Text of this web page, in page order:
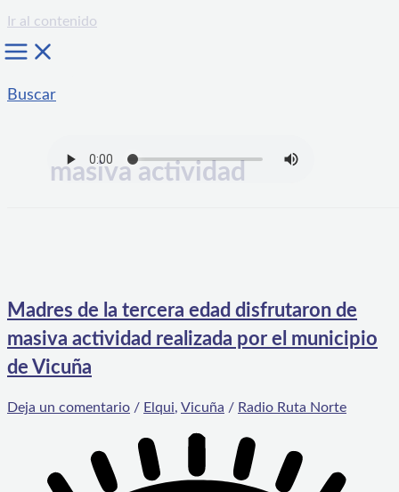
Ir al contenido
Buscar
masiva actividad
Madres de la tercera edad disfrutaron de
masiva actividad realizada por el municipio
de Vicuña
Deja un comentario / Elqui, Vicuña / Radio Ruta Norte